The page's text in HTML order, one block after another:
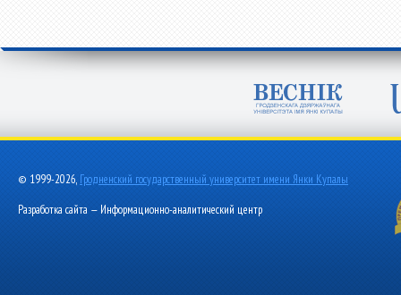
© 1999-2026, Гродненский государственный университет имени Янки Купалы
Разработка сайта — Информационно-аналитический центр